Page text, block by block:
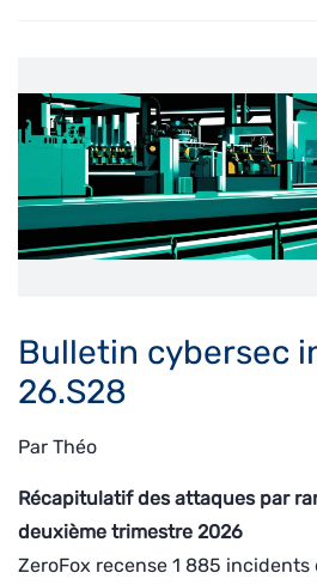
Bulletin cybersec
26.S28
Par Théo
Récapitulatif des attaques par
deuxième trimestre 2026
ZeroFox recense 1 885 incidents